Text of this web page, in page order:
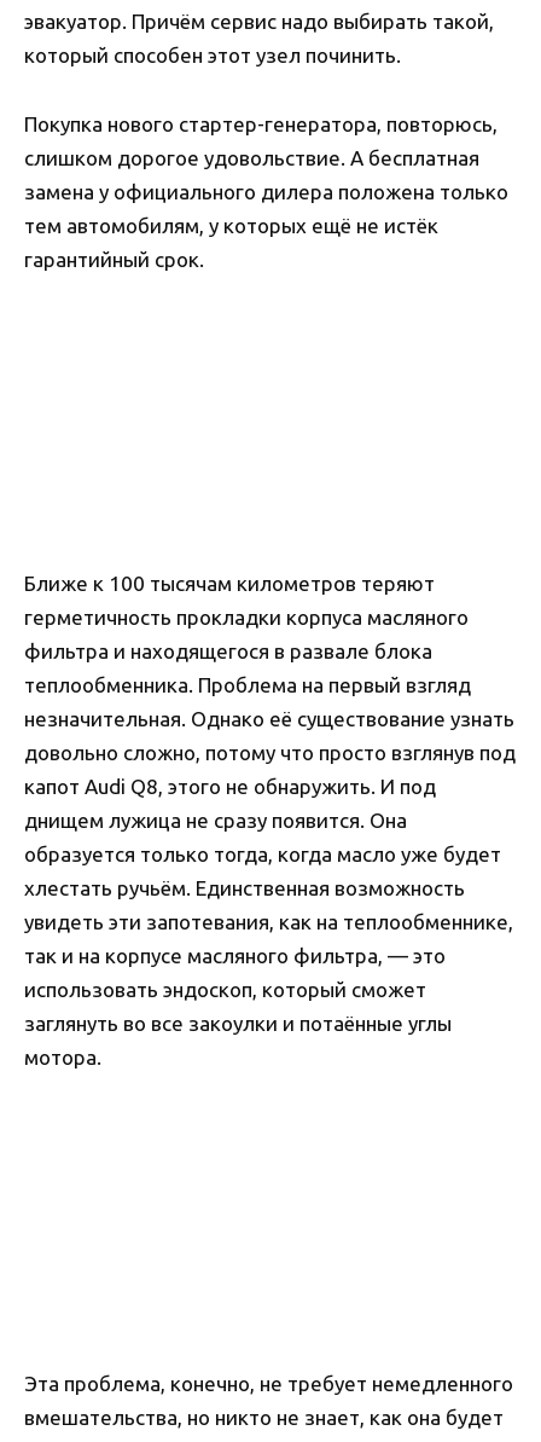
эвакуатор. Причём сервис надо выбирать такой,
который способен этот узел починить.
Покупка нового стартер-генератора, повторюсь,
слишком дорогое удовольствие. А бесплатная
замена у официального дилера положена только
тем автомобилям, у которых ещё не истёк
гарантийный срок.
Ближе к 100 тысячам километров теряют
герметичность прокладки корпуса масляного
фильтра и находящегося в развале блока
теплообменника. Проблема на первый взгляд
незначительная. Однако её существование узнать
довольно сложно, потому что просто взглянув под
капот Audi Q8, этого не обнаружить. И под
днищем лужица не сразу появится. Она
образуется только тогда, когда масло уже будет
хлестать ручьём. Единственная возможность
увидеть эти запотевания, как на теплообменнике,
так и на корпусе масляного фильтра, — это
использовать эндоскоп, который сможет
заглянуть во все закоулки и потаённые углы
мотора.
Эта проблема, конечно, не требует немедленного
вмешательства, но никто не знает, как она будет